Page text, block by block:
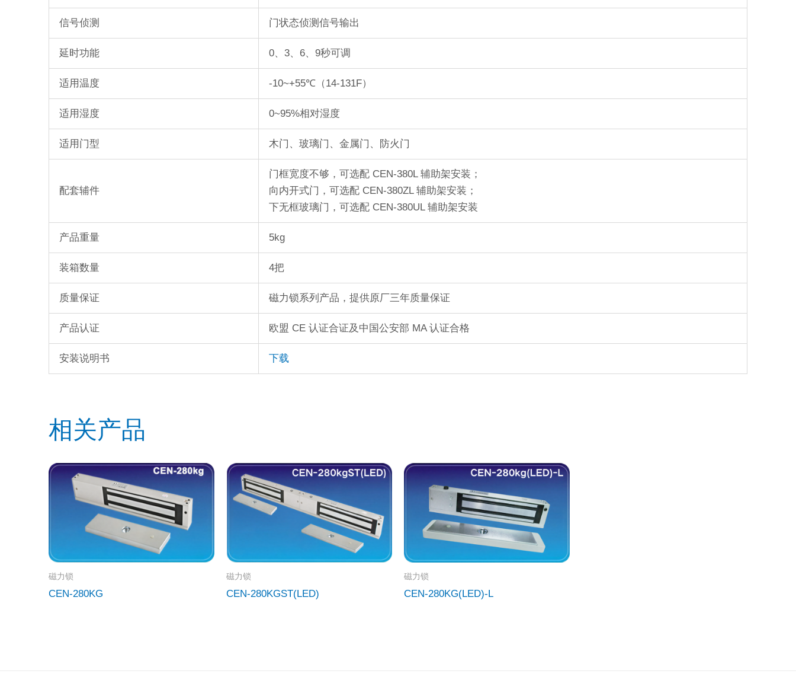
信号侦测 门状态侦测信号输出
延时功能 0、3、6、9秒可调
适用温度 -10~+55℃（14-131F）
适用湿度 0~95%相对湿度
适用门型 木门、玻璃门、金属门、防火门
配套辅件
门框宽度不够，可选配 CEN-380L 辅助架安装；
向内开式门，可选配 CEN-380ZL 辅助架安装；
下无框玻璃门，可选配 CEN-380UL 辅助架安装
产品重量 5kg
装箱数量 4把
质量保证 磁力锁系列产品，提供原厂三年质量保证
产品认证 欧盟 CE 认证合证及中国公安部 MA 认证合格
安装说明书 下载
相关产品
磁力锁
CEN-280KG
磁力锁
CEN-280KGST(LED)
磁力锁
CEN-280KG(LED)-L